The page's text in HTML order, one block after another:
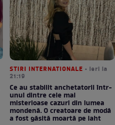
STIRI INTERNATIONALE • ieri la
21:19
Ce au stabilit anchetatorii într-
unul dintre cele mai
misterioase cazuri din lumea
mondenă. O creatoare de modă
a fost găsită moartă pe iaht